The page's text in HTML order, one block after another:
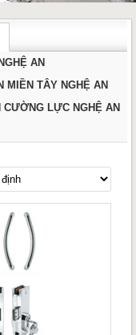
AN
MIỀN TÂY NGHỆ AN
CƯỜNG LỰC NGHỆ AN